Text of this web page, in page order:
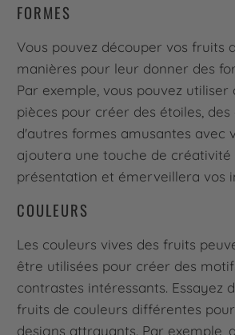
FORMES
Vous pouvez découper vos fruits
manières pour leur donner des
Par exemple, vous pouvez
pièces pour créer des étoiles,
d'autres formes amusantes avec
ajoutera une touche de créativité
présentation et émerveillera vos
COULEURS
Les couleurs vives des fruits
être utilisées pour créer des
contrastes intéressants. Essayez
fruits de couleurs différentes
designs attrayants. Par exemple,